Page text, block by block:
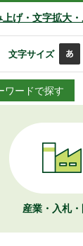
げ・文字拡大・
文字サイズ
ワードで探す
産業・入札